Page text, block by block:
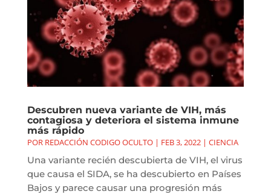
Descubren nueva variante de VIH, más
contagiosa y deteriora el sistema inmune
más rápido
POR REDACCIÓN CODIGO OCULTO| FEB 3, 2022| CIENCIA
Una variante recién descubierta de VIH, el virus
que causa el SIDA, se ha descubierto en Países
Bajos y parece causar una progresión más